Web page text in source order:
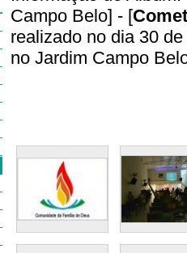
Campo Belo] - [
realizado no dia 30
no Jardim Campo